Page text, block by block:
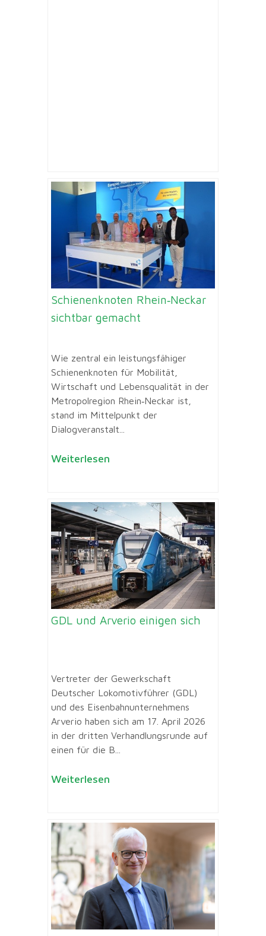
Schienenknoten Rhein‑Neckar
sichtbar gemacht
Wie zentral ein leistungsfähiger
Schienenknoten für Mobilität,
Wirtschaft und Lebensqualität in der
Metropolregion Rhein‑Neckar ist,
stand im Mittelpunkt der
Dialogveranstalt...
Weiterlesen
GDL und Arverio einigen sich
Vertreter der Gewerkschaft
Deutscher Lokomotivführer (GDL)
und des Eisenbahnunternehmens
Arverio haben sich am 17. April 2026
in der dritten Verhandlungsrunde auf
einen für die B...
Weiterlesen